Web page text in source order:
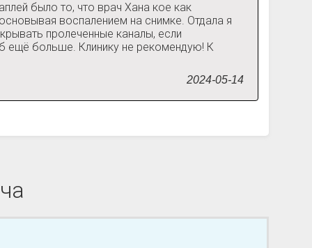
было то, что врач Хана кое как
воспалением на снимке. Отдала я
пролеченные каналы, если
ещё больше. Клинику не рекомендую! К
2024-05-14